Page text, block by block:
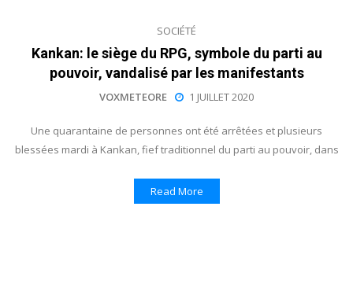
SOCIÉTÉ
Kankan: le siège du RPG, symbole du parti au
pouvoir, vandalisé par les manifestants
VOXMETEORE 1 JUILLET 2020
Une quarantaine de personnes ont été arrêtées et plusieurs
blessées mardi à Kankan, fief traditionnel du parti au pouvoir, dans
Read More